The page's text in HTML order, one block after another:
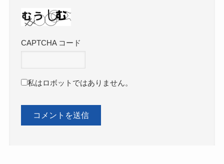
CAPTCHA コード
私はロボットではありません。